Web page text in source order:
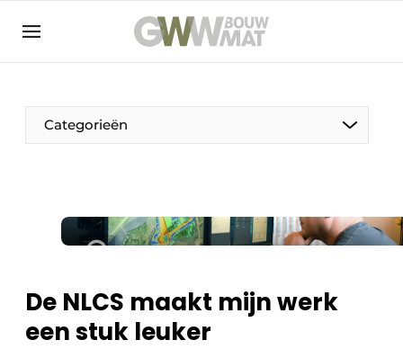
NL EN
Categorieën
De Pen
De NLCS maakt mijn werk
een stuk leuker